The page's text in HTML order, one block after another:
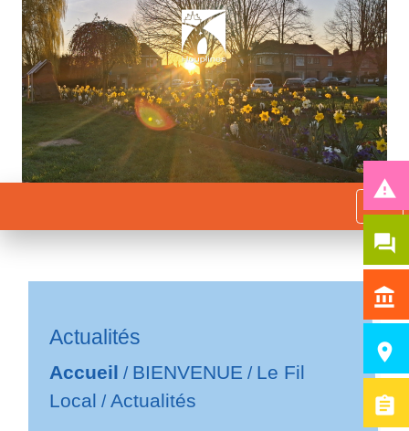
menu
Actualités
Accueil / BIENVENUE / Le Fil
Local / Actualités
report_problem
question_answer
account_balance
room
assignment